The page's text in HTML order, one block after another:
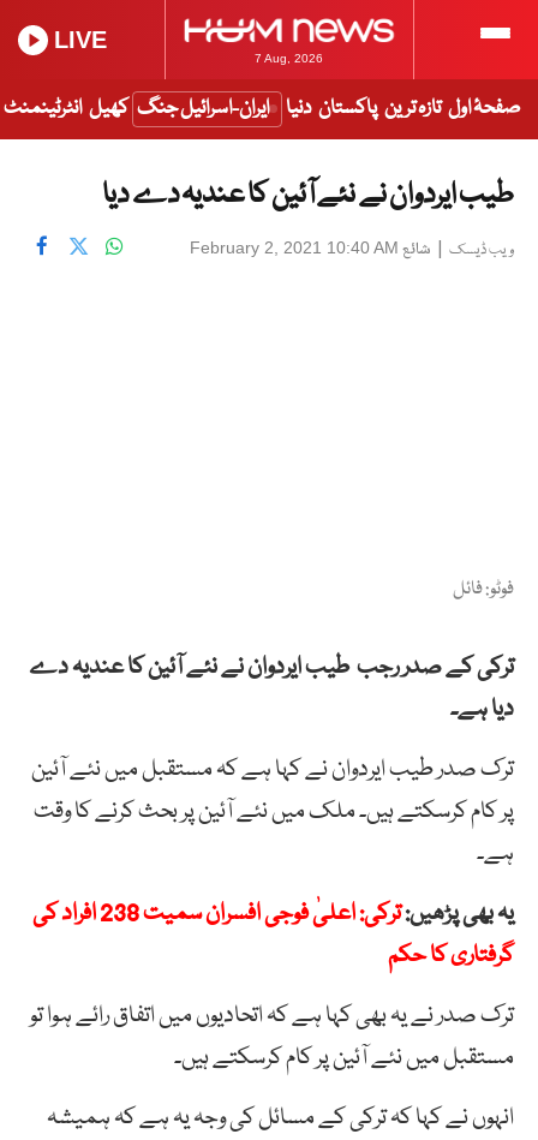
7 Aug, 2026
LIVE
صفحۂ اول تازہ ترین پاکستان دنیا ایران-اسرائیل جنگ کھیل انٹرٹینمنٹ
طیب ایردوان نے نئے آئین کا عندیہ دے دیا
ویب ڈیسک | شائع February 2, 2021 10:40 AM
فوٹو: فائل
ترکی کے صدر رجب طیب ایردوان نے نئے آئین کا عندیہ دے
دیا ہے۔
ترک صدر طیب ایردوان نے کہا ہے کہ مستقبل میں نئے آئین
پر کام کرسکتے ہیں۔ ملک میں نئے آئین پر بحث کرنے کا وقت
ہے۔
یہ بھی پڑھیں:
ترکی: اعلیٰ فوجی افسران سمیت 238 افراد کی
گرفتاری کا حکم
ترک صدر نے یہ بھی کہا ہے کہ اتحادیوں میں اتفاق رائے ہوا تو
مستقبل میں نئے آئین پر کام کرسکتے ہیں۔
انہوں نے کہا کہ ترکی کے مسائل کی وجہ یہ ہے کہ ہمیشہ